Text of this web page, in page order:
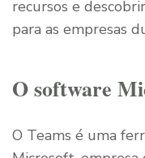
recursos e
para as empresas
O software
O Teams é uma